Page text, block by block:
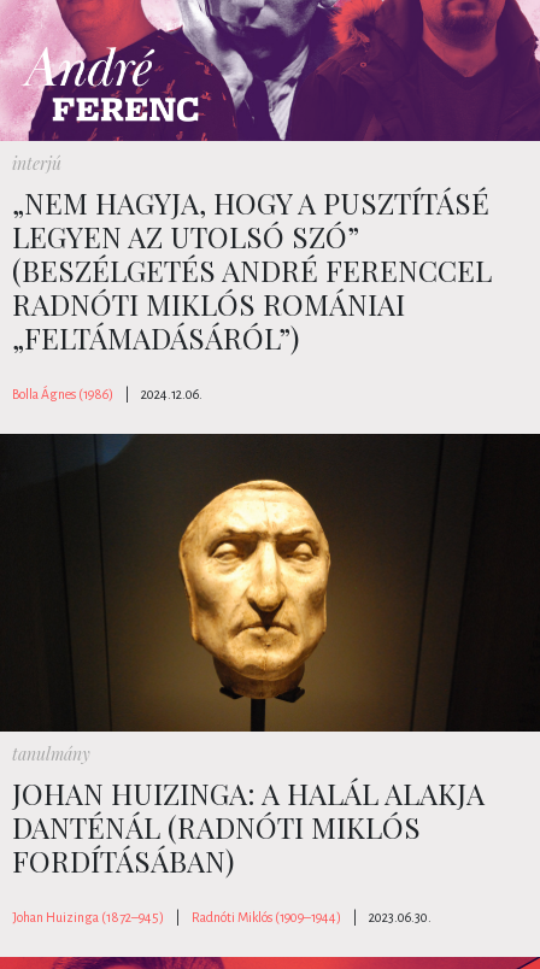
interjú
„NEM HAGYJA, HOGY A PUSZTÍTÁSÉ
LEGYEN AZ UTOLSÓ SZÓ”
(BESZÉLGETÉS ANDRÉ FERENCCEL
RADNÓTI MIKLÓS ROMÁNIAI
„FELTÁMADÁSÁRÓL”)
Bolla Ágnes (1986) 2024.12.06.
tanulmány
JOHAN HUIZINGA: A HALÁL ALAKJA
DANTÉNÁL (RADNÓTI MIKLÓS
FORDÍTÁSÁBAN)
Johan Huizinga (1872–945) Radnóti Miklós (1909–1944) 2023.06.30.